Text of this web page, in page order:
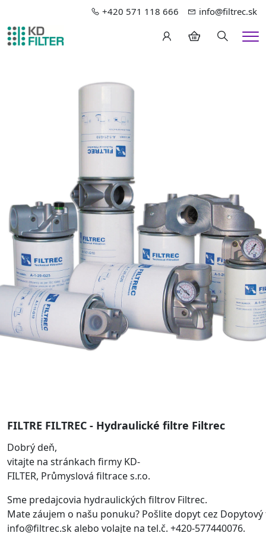
+420 571 118 666 info@filtrec.sk
Hledání
FILTRE FILTREC - Hydraulické filtre Filtrec
Dobrý deň,
vitajte na stránkach firmy KD-
FILTER, Průmyslová filtrace s.r.o.
Sme predajcovia hydraulických filtrov Filtrec.
Mate záujem o našu ponuku? Pošlite dopyt cez
info@filtrec.sk alebo volajte na tel.č. +420-577440076.